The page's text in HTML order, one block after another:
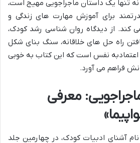
تنها یک داستان ماجراجویی مهیج است،
برای آموزش مهارت های زندگی و
کند. از دیدگاه روان شناسی رشد کودک،
راه حل های خلاقانه، سنگ بنای شکل
نفس است که این کتاب به خوبی
فراهم می آورد.
معرفی
نام آشنای ادبیات کودک، در چهارمین جلد